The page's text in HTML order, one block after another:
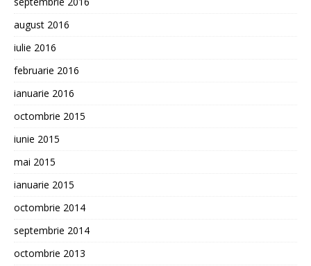
august 2016
iulie 2016
februarie 2016
ianuarie 2016
octombrie 2015
iunie 2015
mai 2015
ianuarie 2015
octombrie 2014
septembrie 2014
octombrie 2013